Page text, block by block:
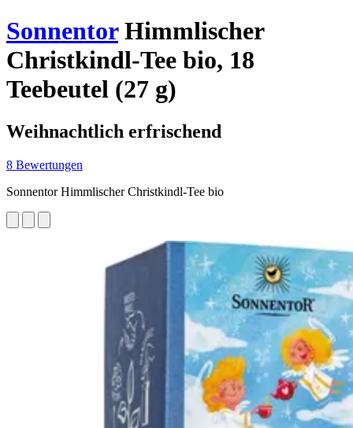
SonnentorHimmlischer
Christkindl-Tee bio, 18
Teebeutel (27 g)
Weihnachtlich erfrischend
8 Bewertungen
Sonnentor Himmlischer Christkindl-Tee bio